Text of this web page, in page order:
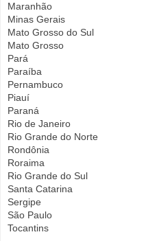
Maranhão
Minas Gerais
Mato Grosso do Sul
Mato Grosso
Pará
Paraíba
Pernambuco
Piauí
Paraná
Rio de Janeiro
Rio Grande do Norte
Rondônia
Roraima
Rio Grande do Sul
Santa Catarina
Sergipe
São Paulo
Tocantins